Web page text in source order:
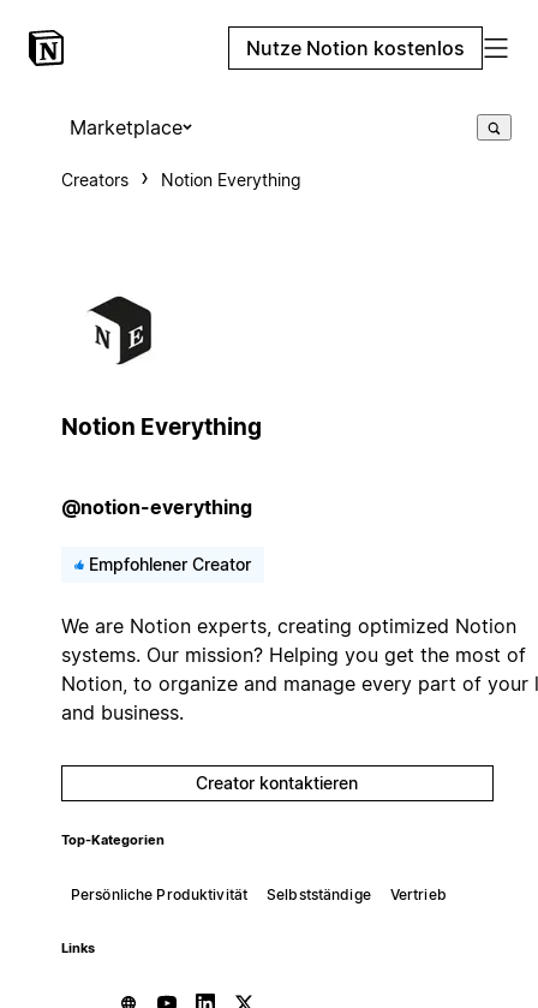
Nutze Notion kostenlos
Marketplace
Creators Notion Everything
Notion Everything
@notion-everything
Empfohlener Creator
We are Notion experts, creating optimized Notion
systems. Our mission? Helping you get the most of
Notion, to organize and manage every part of your
and business.
Creator kontaktieren
Top-Kategorien
Persönliche Produktivität Selbstständige Vertrieb
Links